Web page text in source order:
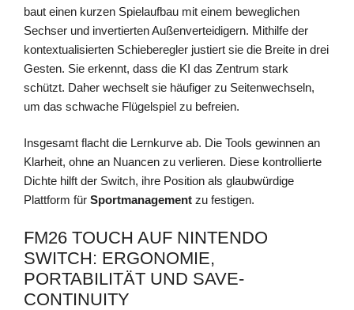
baut einen kurzen Spielaufbau mit einem beweglichen
Sechser und invertierten Außenverteidigern. Mithilfe der
kontextualisierten Schieberegler justiert sie die Breite in drei
Gesten. Sie erkennt, dass die KI das Zentrum stark
schützt. Daher wechselt sie häufiger zu Seitenwechseln,
um das schwache Flügelspiel zu befreien.
Insgesamt flacht die Lernkurve ab. Die Tools gewinnen an
Klarheit, ohne an Nuancen zu verlieren. Diese kontrollierte
Dichte hilft der Switch, ihre Position als glaubwürdige
Plattform für Sportmanagement zu festigen.
FM26 TOUCH AUF NINTENDO
SWITCH: ERGONOMIE,
PORTABILITÄT UND SAVE-
CONTINUITY